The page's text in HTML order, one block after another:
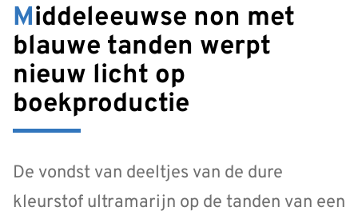
Middeleeuwse non met
blauwe tanden werpt
nieuw licht op
boekproductie
De vondst van deeltjes van de dure
kleurstof ultramarijn op de tanden van een